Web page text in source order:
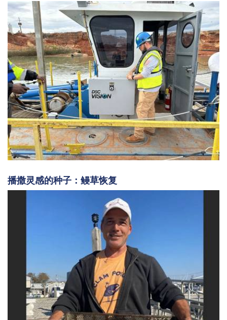
播撒灵感的种子：鳗草恢复